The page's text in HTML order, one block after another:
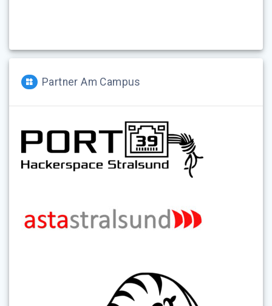
Partner Am Campus